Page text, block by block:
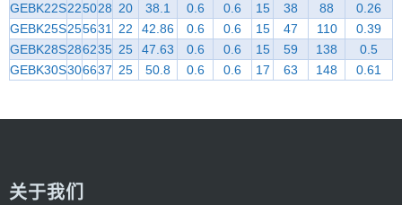
GEBK22S225028 20 38.1 0.6 0.6 15 38 88
0.26
GEBK25S255631 22 42.86 0.6 0.6 15 47 110
0.39
GEBK28S286235 25 47.63 0.6 0.6 15 59 138
0.5
GEBK30S306637 25 50.8 0.6 0.6 17 63 148 0.61
关于我们